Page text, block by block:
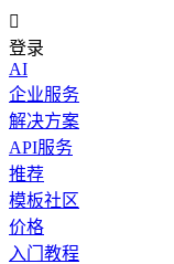

登录
AI
企业服务
解决方案
API服务
推荐
模板社区
价格
入门教程